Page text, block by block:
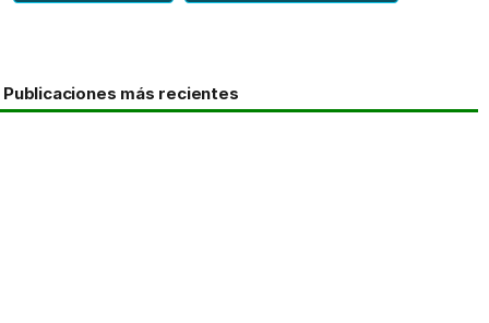
Publicaciones más recientes